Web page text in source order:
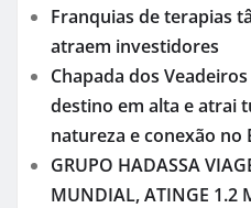
Franquias de terapias
atraem investidores
Chapada dos
destino em alta e atrai
natureza e conexão no
GRUPO HADASSA
MUNDIAL, ATINGE 1.2